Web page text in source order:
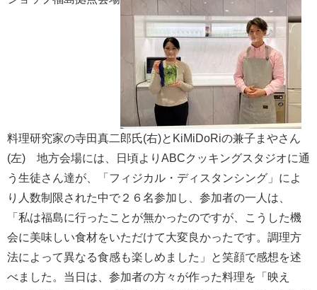
料理研究家の寺田真二郎氏(右)とKiMiDoRiの兼子まやさん
(左) 地方会場には、日頃よりABCクッキングスタジオに通
う生徒さん達が、「フィジカル・ディスタンシング」によ
り人数制限された中で２６名参加し、参加者の一人は、
「私は福島に行ったことが無かったのですが、こうした機
会に美味しい食材をいただけて大変良かったです。調理方
法によって異なる食感も楽しめました」と笑顔で感想を述
べました。当日は、参加者の方々が作った料理を「映え